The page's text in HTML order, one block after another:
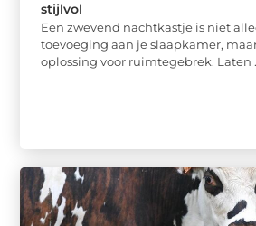
stijlvol
Een zwevend nachtkastje is niet
toevoeging aan je slaapkamer,
oplossing voor ruimtegebrek. Laten